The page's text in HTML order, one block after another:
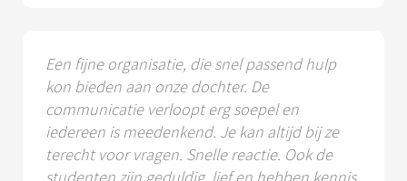
Een fijne organisatie, die snel passend hulp
kon bieden aan onze dochter. De
communicatie verloopt erg soepel en
iedereen is meedenkend. Je kan altijd bij ze
terecht voor vragen. Snelle reactie. Ook de